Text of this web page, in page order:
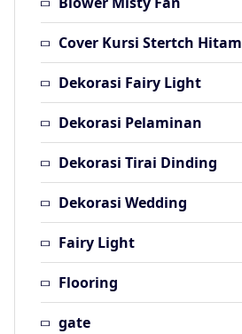
Cover Kursi Stertch Hitam
Dekorasi Fairy Light
Dekorasi Pelaminan
Dekorasi Tirai Dinding
Dekorasi Wedding
Fairy Light
Flooring
gate